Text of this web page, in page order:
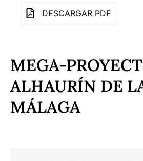
DESCARGAR PDF
MEGA-
ALHAURÍN DE
MÁLAGA